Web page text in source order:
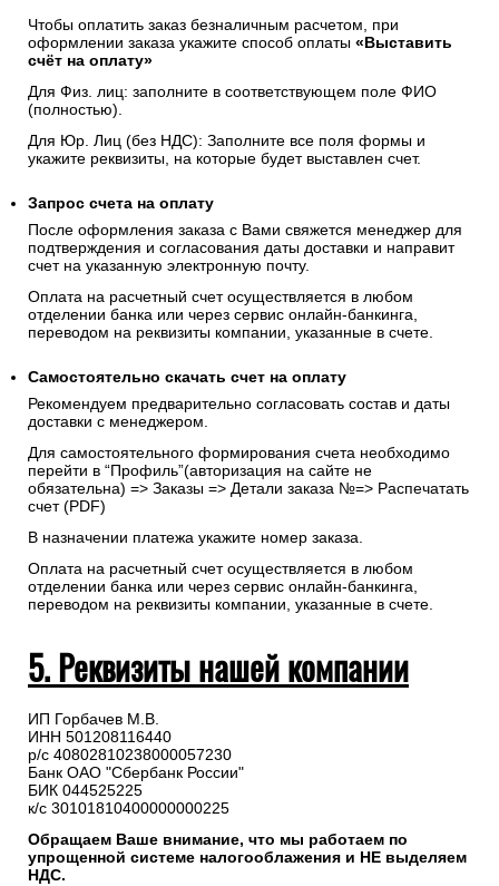
Чтобы оплатить заказ безналичным расчетом, при
оформлении заказа укажите способ оплаты «Выставить
счёт на оплату»
Для Физ. лиц: заполните в соответствующем поле ФИО
(полностью).
Для Юр. Лиц (без НДС): Заполните все поля формы и
укажите реквизиты, на которые будет выставлен счет.
Запрос счета на оплату
После оформления заказа с Вами свяжется менеджер для
подтверждения и согласования даты доставки и направит
счет на указанную электронную почту.
Оплата на расчетный счет осуществляется в любом
отделении банка или через сервис онлайн-банкинга,
переводом на реквизиты компании, указанные в счете.
Самостоятельно скачать счет на оплату
Рекомендуем предварительно согласовать состав и даты
доставки с менеджером.
Для самостоятельного формирования счета необходимо
перейти в “Профиль”(авторизация на сайте не
обязательна) => Заказы => Детали заказа №=> Распечатать
счет (PDF)
В назначении платежа укажите номер заказа.
Оплата на расчетный счет осуществляется в любом
отделении банка или через сервис онлайн-банкинга,
переводом на реквизиты компании, указанные в счете.
5. Реквизиты нашей компании
ИП Горбачев М.В.
ИНН 501208116440
р/с 40802810238000057230
Банк ОАО "Сбербанк России"
БИК 044525225
к/с 30101810400000000225
Обращаем Ваше внимание, что мы работаем по
упрощенной системе налогооблажения и НЕ выделяем
НДС.